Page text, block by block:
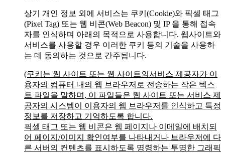
상기 개인 정보 외에 서비스는 쿠키(Cookie)와 픽셀 태그
(Pixel Tag) 또는 웹 비콘(Web Beacon) 및 IP 을 통해 접속
자를 인식하며 아래의 목적으로 사용합니다. 웹사이트와
서비스를 사용할 경우 이러한 쿠키 등의 기술을 사용하
는 데 동의하는 것으로 간주됩니다.
(쿠키는 웹 사이트 또는 웹 사이트의서비스 제공자가 이
용자의 컴퓨터 내의 웹 브라우저로 전송하는 작은 텍스
트 파일을 말하며, 이 파일들은 웹 사이트 또는 서비스 제
공자의 시스템이 이용자의 웹 브라우저를 인식하고 특정
정보를 저장하고 기억하도록 합니다.
픽셀 태그 또는 웹 비콘은 웹 페이지나 이메일에 배치되
어 페이지/이미지 확인여부를 나타내거나 브라우저에 다
른 서버의 컨텐츠를 표시하도록 명령하는 투명한 그래픽